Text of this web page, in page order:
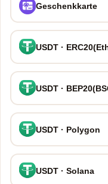
Geschenkkarte
USDT ·
USDT ·
USDT · Polygon
USDT · Solana